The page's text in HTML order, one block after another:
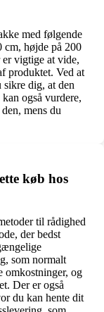
med følgende
cm, højde på 200
vigtige at vide,
produktet. Ved at
sikre dig, at den
også vurdere,
mens du
køb hos
til rådighed
der bedst
som normalt
omkostninger, og
Der er også
du kan hente dit